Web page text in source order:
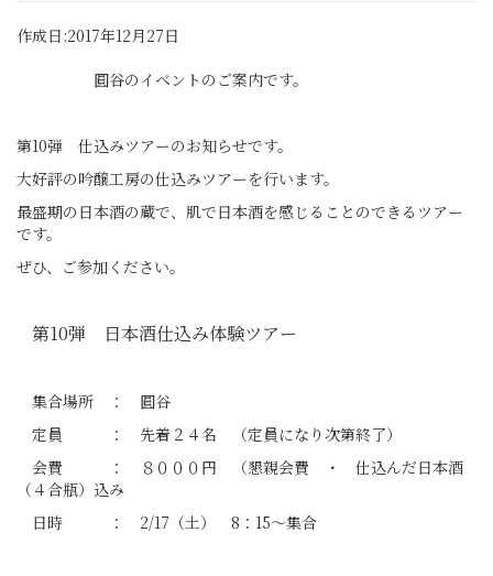
作成日:2017年12月27日
圓谷のイベントのご案内です。
第10弾 仕込みツアーのお知らせです。
大好評の吟醸工房の仕込みツアーを行います。
最盛期の日本酒の蔵で、肌で日本酒を感じることのできるツアー
です。
ぜひ、ご参加ください。
第10弾 日本酒仕込み体験ツアー
集合場所 ： 圓谷
定員 ： 先着２４名 （定員になり次第終了）
会費 ： ８０００円 （懇親会費 ・ 仕込んだ日本酒
（４合瓶）込み
日時 ： 2/17（土） 8：15～集合